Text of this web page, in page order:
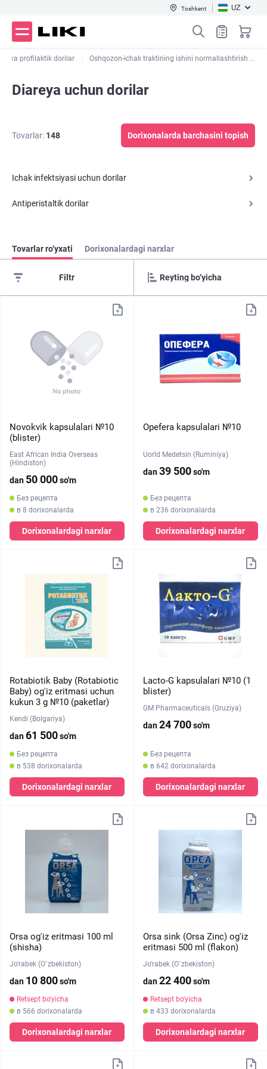
Toshkent UZ
va profilaktik dorilar Oshqozon-ichak traktining ishini normallashtirish ...
Diareya uchun dorilar
Tovarlar: 148 Dorixonalarda barchasini topish
Ichak infektsiyasi uchun dorilar
Antiperistaltik dorilar
Tovarlar ro‘yxati Dorixonalardagi narxlar
Filtr
Novokvik kapsulalari №10
(blister)
East African India Overseas
(Hindiston)
dan 50 000so'm
Без рецепта
в 8 dorixonalarda
Dorixonalardagi narxlar
Opefera kapsulalari №10
Uorld Medetsin (Ruminiya)
dan39 500so'm
Без рецепта
в 236 dorixonalarda
Dorixonalardagi narxlar
Rotabiotik Baby (Rotabiotic
Baby) og'iz eritmasi uchun
kukun 3 g №10 (paketlar)
Kendi (Bolgariya)
dan61 500so'm
Без рецепта
в 538 dorixonalarda
Dorixonalardagi narxlar
Lacto-G kapsulalari №10 (1
blister)
GM Pharmaceuticals (Gruziya)
dan24 700so'm
Без рецепта
в 642 dorixonalarda
Dorixonalardagi narxlar
Orsa og'iz eritmasi 100 ml
(shisha)
Jo'rabek (O`zbekiston)
dan 10 800so'm
Retsept bo'yicha
в 566 dorixonalarda
Dorixonalardagi narxlar
Orsa sink (Orsa Zinc) og'iz
eritmasi 500 ml (flakon)
Jo'rabek (O`zbekiston)
dan22 400so'm
Retsept bo'yicha
в 433 dorixonalarda
Dorixonalardagi narxlar